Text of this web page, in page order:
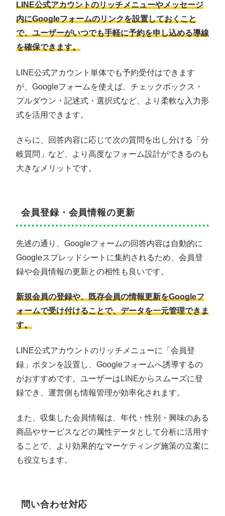
LINE公式アカウントのリッチメニューやメッセージ
内にGoogleフォームのリンクを設置しておくこと
で、ユーザーがいつでも手軽に予約を申し込める導線
を確保できます。
LINE公式アカウント単体でも予約受付はできます
が、Googleフォームを使えば、チェックボックス・
プルダウン・記述式・選択式など、より柔軟な入力形
式を活用できます。
さらに、回答内容に応じて次の質問を出し分ける「分
岐質問」など、より高度なフォーム設計ができるのも
大きなメリットです。
会員登録・会員情報の更新
先述の通り、Googleフォームの回答内容は自動的に
Googleスプレッドシートに集約されるため、会員登
録や会員情報の更新との相性も良いです。
新規会員の登録や、既存会員の情報更新をGoogleフ
ォームで受け付けることで、データを一元管理できま
す。
LINE公式アカウントのリッチメニューに「会員登
録」ボタンを設置し、Googleフォームへ誘導するの
がおすすめです。ユーザーはLINEからスムーズに登
録でき、運営側も情報管理が効率化されます。
また、収集した会員情報は、年代・性別・興味のある
商品やサービスなどの属性データとして分析に活用す
ることで、より効果的なマーケティング施策の立案に
も役立ちます。
問い合わせ対応